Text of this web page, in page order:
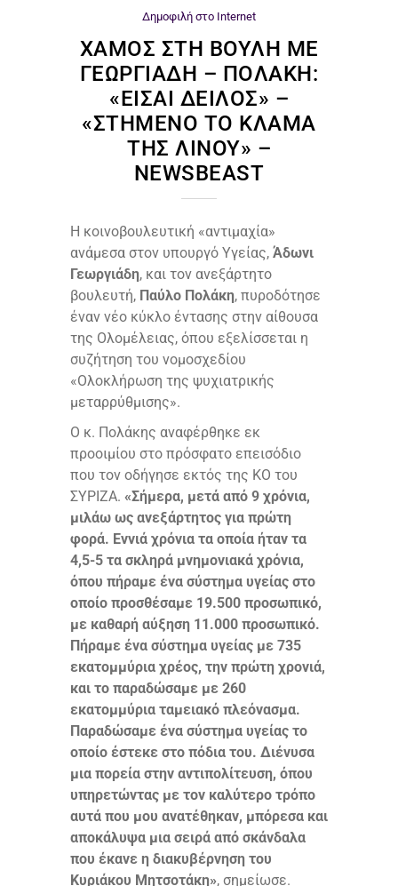
Δημοφιλή στο Internet
ΧΑΜΌΣ ΣΤΗ ΒΟΥΛΉ ΜΕ
ΓΕΩΡΓΙΆΔΗ – ΠΟΛΆΚΗ:
«ΕΊΣΑΙ ΔΕΙΛΌΣ» –
«ΣΤΗΜΈΝΟ ΤΟ ΚΛΆΜΑ
ΤΗΣ ΛΙΝΟΎ» –
NEWSBEAST
Η κοινοβουλευτική «αντιμαχία»
ανάμεσα στον υπουργό Υγείας, Άδωνι
Γεωργιάδη, και τον ανεξάρτητο
βουλευτή, Παύλο Πολάκη, πυροδότησε
έναν νέο κύκλο έντασης στην αίθουσα
της Ολομέλειας, όπου εξελίσσεται η
συζήτηση του νομοσχεδίου
«Ολοκλήρωση της ψυχιατρικής
μεταρρύθμισης».
Ο κ. Πολάκης αναφέρθηκε εκ
προοιμίου στο πρόσφατο επεισόδιο
που τον οδήγησε εκτός της ΚΟ του
ΣΥΡΙΖΑ. «Σήμερα, μετά από 9 χρόνια,
μιλάω ως ανεξάρτητος για πρώτη
φορά. Εννιά χρόνια τα οποία ήταν τα
4,5-5 τα σκληρά μνημονιακά χρόνια,
όπου πήραμε ένα σύστημα υγείας στο
οποίο προσθέσαμε 19.500 προσωπικό,
με καθαρή αύξηση 11.000 προσωπικό.
Πήραμε ένα σύστημα υγείας με 735
εκατομμύρια χρέος, την πρώτη χρονιά,
και το παραδώσαμε με 260
εκατομμύρια ταμειακό πλεόνασμα.
Παραδώσαμε ένα σύστημα υγείας το
οποίο έστεκε στο πόδια του. Διένυσα
μια πορεία στην αντιπολίτευση, όπου
υπηρετώντας με τον καλύτερο τρόπο
αυτά που μου ανατέθηκαν, μπόρεσα και
αποκάλυψα μια σειρά από σκάνδαλα
που έκανε η διακυβέρνηση του
Κυριάκου Μητσοτάκη», σημείωσε.